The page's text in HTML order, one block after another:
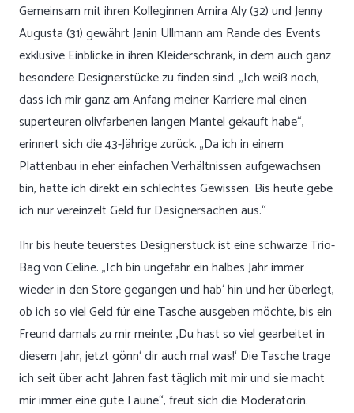
Gemeinsam mit ihren Kolleginnen Amira Aly (32) und Jenny
Augusta (31) gewährt Janin Ullmann am Rande des Events
exklusive Einblicke in ihren Kleiderschrank, in dem auch ganz
besondere Designerstücke zu finden sind. „Ich weiß noch,
dass ich mir ganz am Anfang meiner Karriere mal einen
superteuren olivfarbenen langen Mantel gekauft habe“,
erinnert sich die 43-Jährige zurück. „Da ich in einem
Plattenbau in eher einfachen Verhältnissen aufgewachsen
bin, hatte ich direkt ein schlechtes Gewissen. Bis heute gebe
ich nur vereinzelt Geld für Designersachen aus.“
Ihr bis heute teuerstes Designerstück ist eine schwarze Trio-
Bag von Celine. „Ich bin ungefähr ein halbes Jahr immer
wieder in den Store gegangen und hab‘ hin und her überlegt,
ob ich so viel Geld für eine Tasche ausgeben möchte, bis ein
Freund damals zu mir meinte: ‚Du hast so viel gearbeitet in
diesem Jahr, jetzt gönn‘ dir auch mal was!‘ Die Tasche trage
ich seit über acht Jahren fast täglich mit mir und sie macht
mir immer eine gute Laune“, freut sich die Moderatorin.